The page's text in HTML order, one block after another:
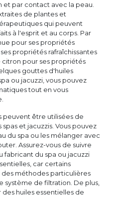
et par contact avec la peau.
de plantes et
qui peuvent
à l'esprit et au corps. Par
pour ses propriétés
propriétés rafraîchissantes
pour ses propriétés
gouttes d'huiles
ou jacuzzi, vous pouvez
tout en vous
peuvent être utilisées de
et jacuzzis. Vous pouvez
du spa ou les mélanger avec
Assurez-vous de suivre
fabricant du spa ou jacuzzi
car certains
méthodes particulières
de filtration. De plus,
huiles essentielles de